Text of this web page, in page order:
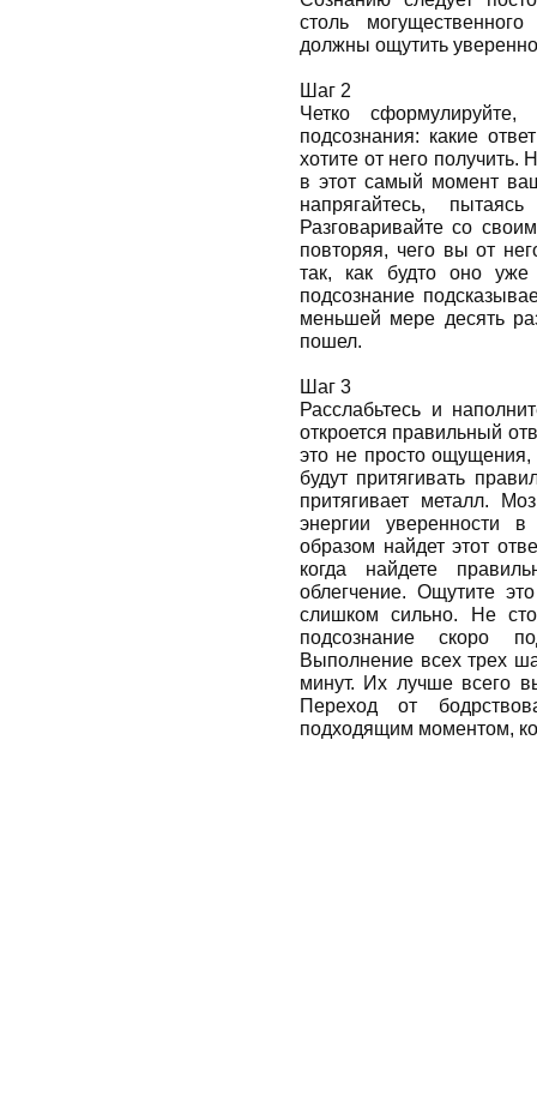
столь
должны ощутить
Шаг 2
Четко
подсознания: какие
хотите от него получить.
в этот самый момент
напрягайтесь,
Разговаривайте со
повторяя, чего вы от
так, как будто оно
подсознание
меньшей мере десять
пошел.
Шаг 3
Расслабьтесь и
откроется правильный
это не просто ощущения,
будут притягивать
притягивает металл.
энергии уверенности
образом найдет этот
когда найдете
облегчение. Ощутите
слишком сильно. Не
подсознание скоро
Выполнение всех трех
минут. Их лучше всего
Переход от
подходящим моментом,